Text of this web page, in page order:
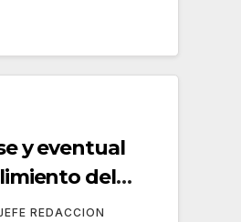
y eventual
del
de fin de
REDACCION